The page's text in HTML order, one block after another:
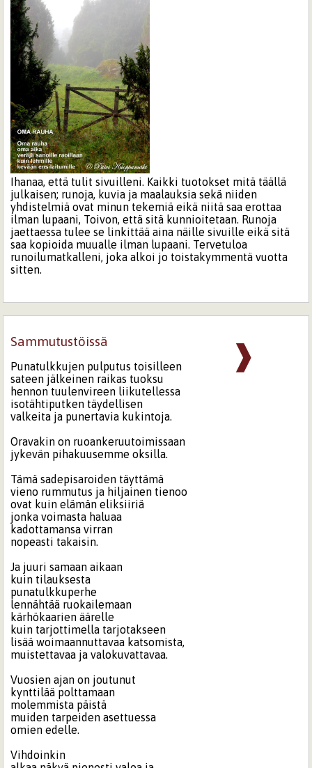
Ihanaa, että tulit sivuilleni. Kaikki tuotokset mitä täällä
julkaisen; runoja, kuvia ja maalauksia sekä niiden
yhdistelmiä ovat minun tekemiä eikä niitä saa erottaa
ilman lupaani, Toivon, että sitä kunnioitetaan. Runoja
jaettaessa tulee se linkittää aina näille sivuille eikä sitä
saa kopioida muualle ilman lupaani. Tervetuloa
runoilumatkalleni, joka alkoi jo toistakymmentä vuotta
sitten.
❱
Sammutustöissä
Punatulkkujen pulputus toisilleen
sateen jälkeinen raikas tuoksu
hennon tuulenvireen liikutellessa
isotähtiputken täydellisen
valkeita ja punertavia kukintoja.
Oravakin on ruoankeruutoimissaan
jykevän pihakuusemme oksilla.
Tämä sadepisaroiden täyttämä
vieno rummutus ja hiljainen tienoo
ovat kuin elämän eliksiiriä
jonka voimasta haluaa
kadottamansa virran
nopeasti takaisin.
Ja juuri samaan aikaan
kuin tilauksesta
punatulkkuperhe
lennähtää ruokailemaan
kärhökaarien äärelle
kuin tarjottimella tarjotakseen
lisää woimaannuttavaa katsomista,
muistettavaa ja valokuvattavaa.
Vuosien ajan on joutunut
kynttilää polttamaan
molemmista päistä
muiden tarpeiden asettuessa
omien edelle.
Vihdoinkin